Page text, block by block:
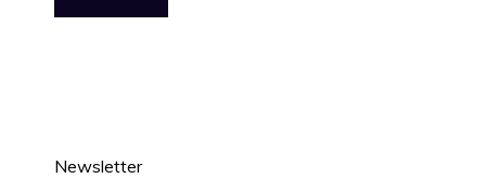
Newsletter